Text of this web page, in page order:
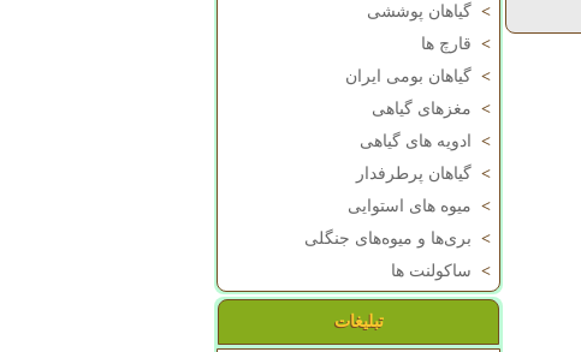
> گیاهان پوششی
> قارچ ها
> گیاهان بومی ایران
> مغزهای گیاهی
>
ادویه های گیاهی
> گیاهان پرطرفدار
> میوه های استوایی
> بری‌ها و میوه‌های جنگلی
> ساکولنت ها
تبلیغات